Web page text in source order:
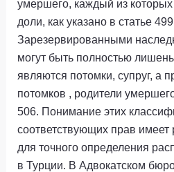
умершего, каждый из
доли, как указано в статье
Зарезервированными
могут быть полностью
являются потомки, супруг, а
потомков , родители
506. Понимание этих
соответствующих прав
для точного определения
в Турции. В Адвокатском